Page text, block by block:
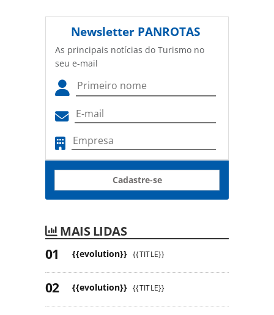
Newsletter PANROTAS
As principais notícias do Turismo no
seu e-mail
Cadastre-se
MAIS LIDAS
{{evolution}} {{TITLE}}
{{evolution}} {{TITLE}}